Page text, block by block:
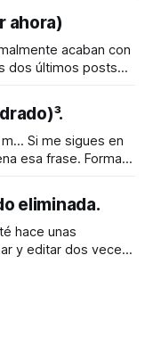
la piedra de Sísifo,
llega el
ahora)
acaban con
contra
mi canal principal y,
habían relacionado
en
esa frase. Forma
con contenido
eliminada.
hace unas
y editar dos veces
sin aviso previo. Ya